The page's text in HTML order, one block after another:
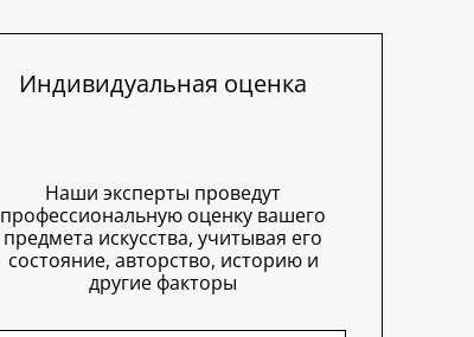
Индивидуальная оценка
Наши эксперты проведут
профессиональную оценку вашего
предмета искусства, учитывая его
состояние, авторство, историю и
другие факторы